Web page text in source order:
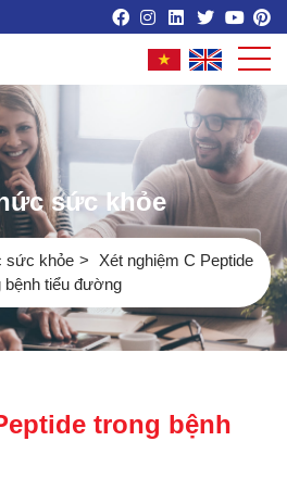
sức khỏe
sức khỏe
Xét nghiệm C Peptide
bệnh tiểu đường
trong bệnh